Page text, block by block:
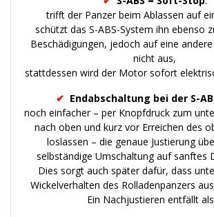
trifft der Panzer beim Ablassen auf
schützt das S-ABS-System ihn ebenso
Beschädigungen, jedoch auf eine
nicht aus,
stattdessen wird der Motor sofort
✔ Endabschaltung bei der S-
noch einfacher – per Knopfdruck zum
nach oben und kurz vor Erreichen des
loslassen – die genaue Justierung
selbständige Umschaltung auf sanftes
Dies sorgt auch später dafür, dass
Wickelverhalten des Rolladenpanzers
Ein Nachjustieren entfällt